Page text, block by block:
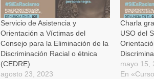
una
ventana
nueva)
Servicio de Asistencia y
Orientación a Víctimas del
Consejo para la Eliminación de la
Discriminación Racial o étnica
(CEDRE)
agosto 23, 2023
Charla
USO del
mayo 15,
En